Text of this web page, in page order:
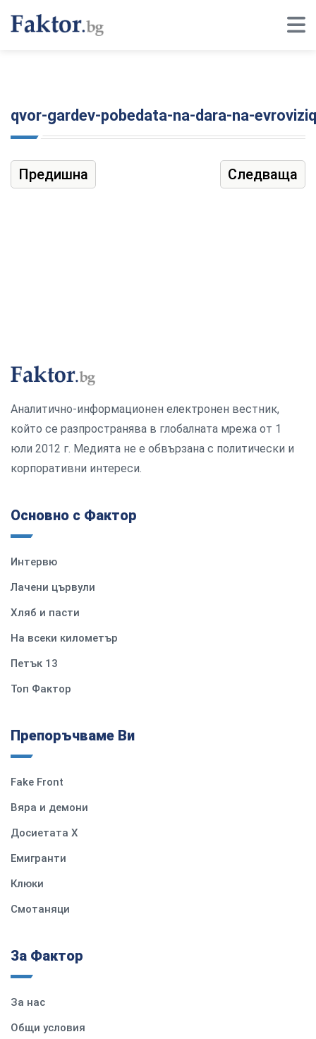
qvor-gardev-pobedata-na-dara-na-
Предишна Следваща
Аналитично-информационен електронен вестник,
който се разпространява в глобалната мрежа от 1
юли 2012 г. Медията не е обвързана с политически и
корпоративни интереси.
Основно с Фактор
Интервю
Лачени цървули
Хляб и пасти
На всеки километър
Петък 13
Топ Фактор
Препоръчваме Ви
Fake Front
Вяра и демони
Досиетата Х
Емигранти
Клюки
Смотаняци
За Фактор
За нас
Общи условия